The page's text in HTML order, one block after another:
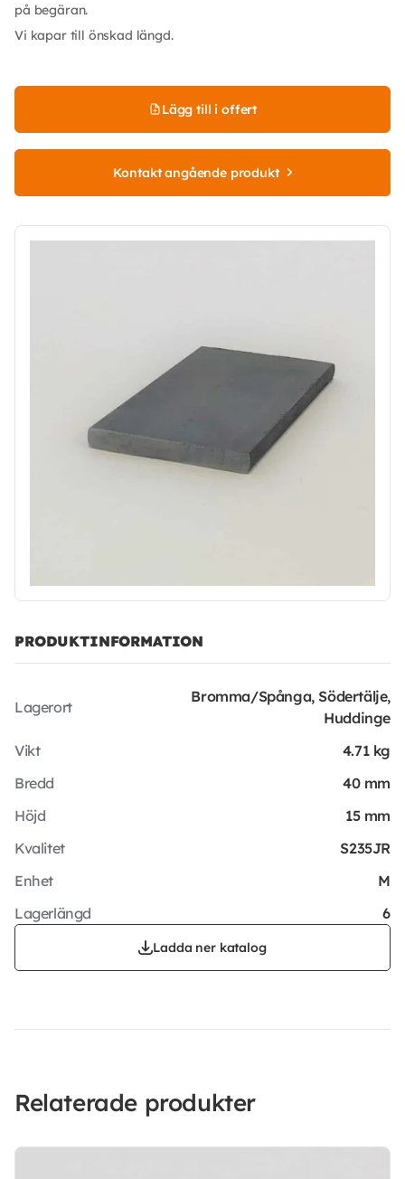
på begäran.
Vi kapar till önskad längd.
Lägg till i offert
Kontakt angående produkt
PRODUKTINFORMATION
Lagerort
Bromma/Spånga, Södertälje,
Huddinge
Vikt
4.71 kg
Bredd
40 mm
Höjd
15 mm
Kvalitet
S235JR
Enhet
M
Lagerlängd
6
Ladda ner katalog
Relaterade produkter